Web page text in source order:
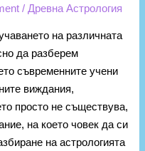
/ Древна Астрология
на различната
да разберем
съвременните учени
виждания,
просто не съществува,
на което човек да си
на астрологията